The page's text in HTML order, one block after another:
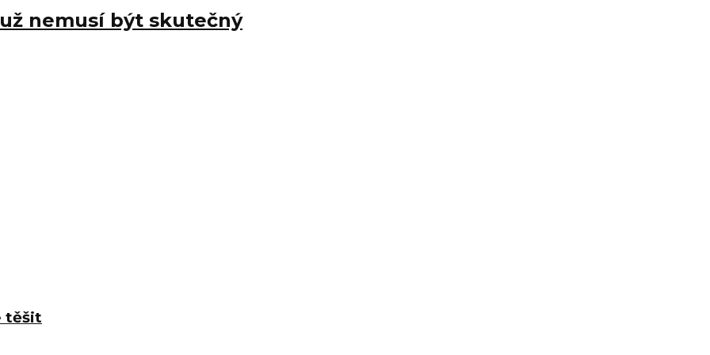
nemusí být skutečný
těšit